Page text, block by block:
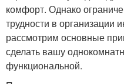
комфорт. Однако
трудности в организации
рассмотрим основные
сделать вашу
функциональной.